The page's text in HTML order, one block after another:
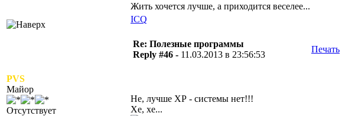
Жить хочется лучше, а приходится веселее...
ICQ
PVS
Майор
Отсутствует
Re: Полезные программы
Reply #46 - 11.03.2013 в 23:56:53
Печать
Не, лучше ХР - системы нет!!!
Хе, хе...